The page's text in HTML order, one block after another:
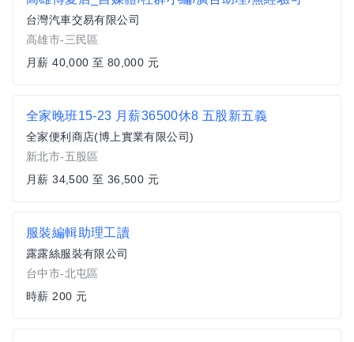
台灣汽車交易有限公司
高雄市-三民區
月薪 40,000 至 80,000 元
全家晚班15-23 月薪36500休8 五股新五義
全家便利商店(博上實業有限公司)
新北市-五股區
月薪 34,500 至 36,500 元
服裝編輯助理工讀
露露絲服裝有限公司
台中市-北屯區
時薪 200 元